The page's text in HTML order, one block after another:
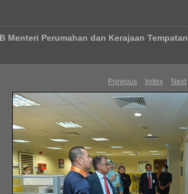
Menteri Perumahan dan Kerajaan Tempatan
Previous Index Next